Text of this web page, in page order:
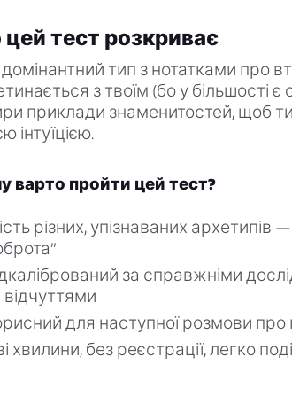
тест розкриває
домінантний тип з нотатками про
з твоїм (бо у більшості
приклади знаменитостей, щоб
інтуїцією.
варто пройти цей тест?
різних, упізнаваних
за справжніми
відчуттями
для наступної розмови
хвилини, без реєстрації, легко